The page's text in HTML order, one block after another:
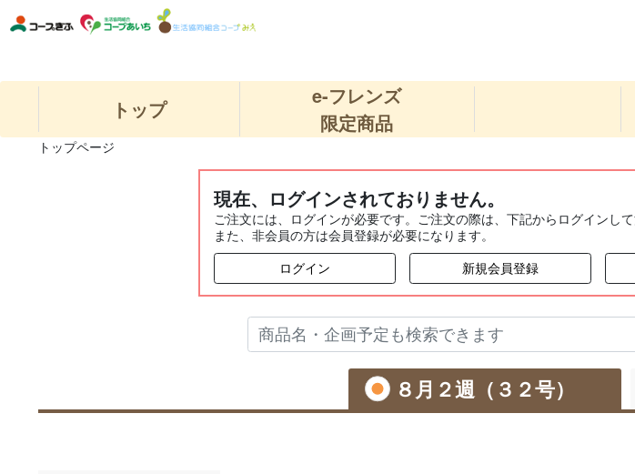
トップ
e-フレンズ
限定商品
トップページ
現在、ログインされておりません。
ご注文には、ログインが必要です。ご注文の際は、下記からログインし
また、非会員の方は会員登録が必要になります。
ログイン
新規会員登録
８月２週（３２号）